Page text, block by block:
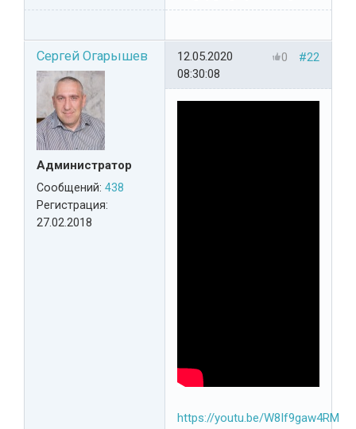
Сергей Огарышев
Администратор
Сообщений: 438
Регистрация:
27.02.2018
#22
0
12.05.2020
08:30:08
https://youtu.be/W8If9gaw4RM